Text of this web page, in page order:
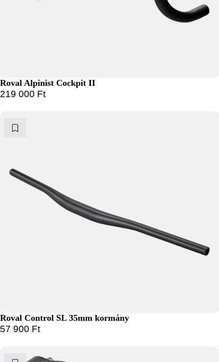
Roval Alpinist Cockpit II
219 000 Ft
Roval Control SL 35mm kormány
57 900 Ft